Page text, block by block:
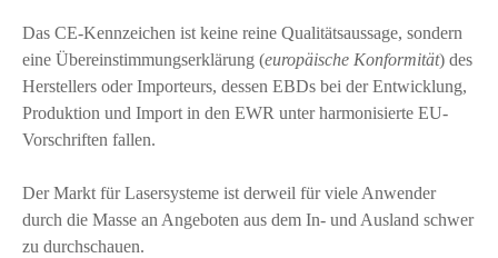
Das CE-Kennzeichen ist keine reine Qualitätsaussage, sondern
eine Übereinstimmungserklärung (europäische Konformität) des
Herstellers oder Importeurs, dessen EBDs bei der Entwicklung,
Produktion und Import in den EWR unter harmonisierte EU-
Vorschriften fallen.
Der Markt für Lasersysteme ist derweil für viele Anwender
durch die Masse an Angeboten aus dem In- und Ausland schwer
zu durchschauen.